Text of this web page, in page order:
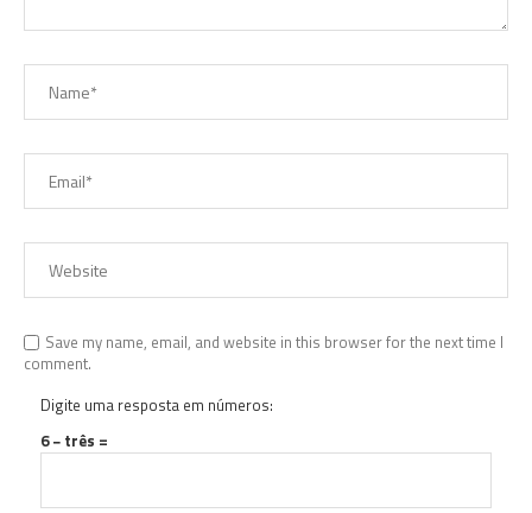
Save my name, email, and website in this browser for the next time I
comment.
Digite uma resposta em números:
6 − três =